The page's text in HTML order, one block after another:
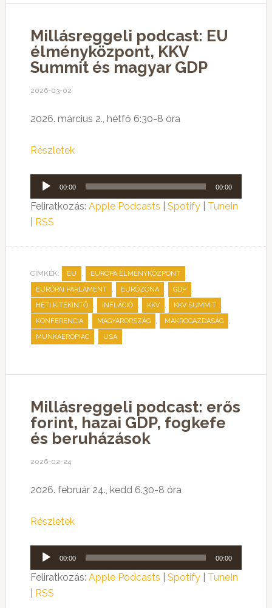
Millásreggeli podcast: EU
élményközpont, KKV
Summit és magyar GDP
2026-03-02
2026. március 2., hétfő 6:30-8 óra
Részletek
Audió
lejátszó
00:00 00:00
Feliratkozás: Apple Podcasts Spotify| TuneIn
RSS
CÍMKÉK: EU , EURÓPA ÉLMÉNYKÖZPONT ,
EURÓPAI PARLAMENT , EURÓZÓNA , GDP ,
HETI KITEKINTŐ , INFLÁCIÓ , KKV , KKV SUMMIT ,
KONFERENCIA , MAGYARORSZÁG , MAKROGAZDASÁG ,
MUNKAERŐPIAC , USA
Millásreggeli podcast: erős
forint, hazai GDP, fogkefe
és beruházások
2026-02-24
2026. február 24., kedd 6.30-8 óra
Részletek
Audió
lejátszó
00:00 00:00
Feliratkozás: Apple Podcasts Spotify| TuneIn
RSS